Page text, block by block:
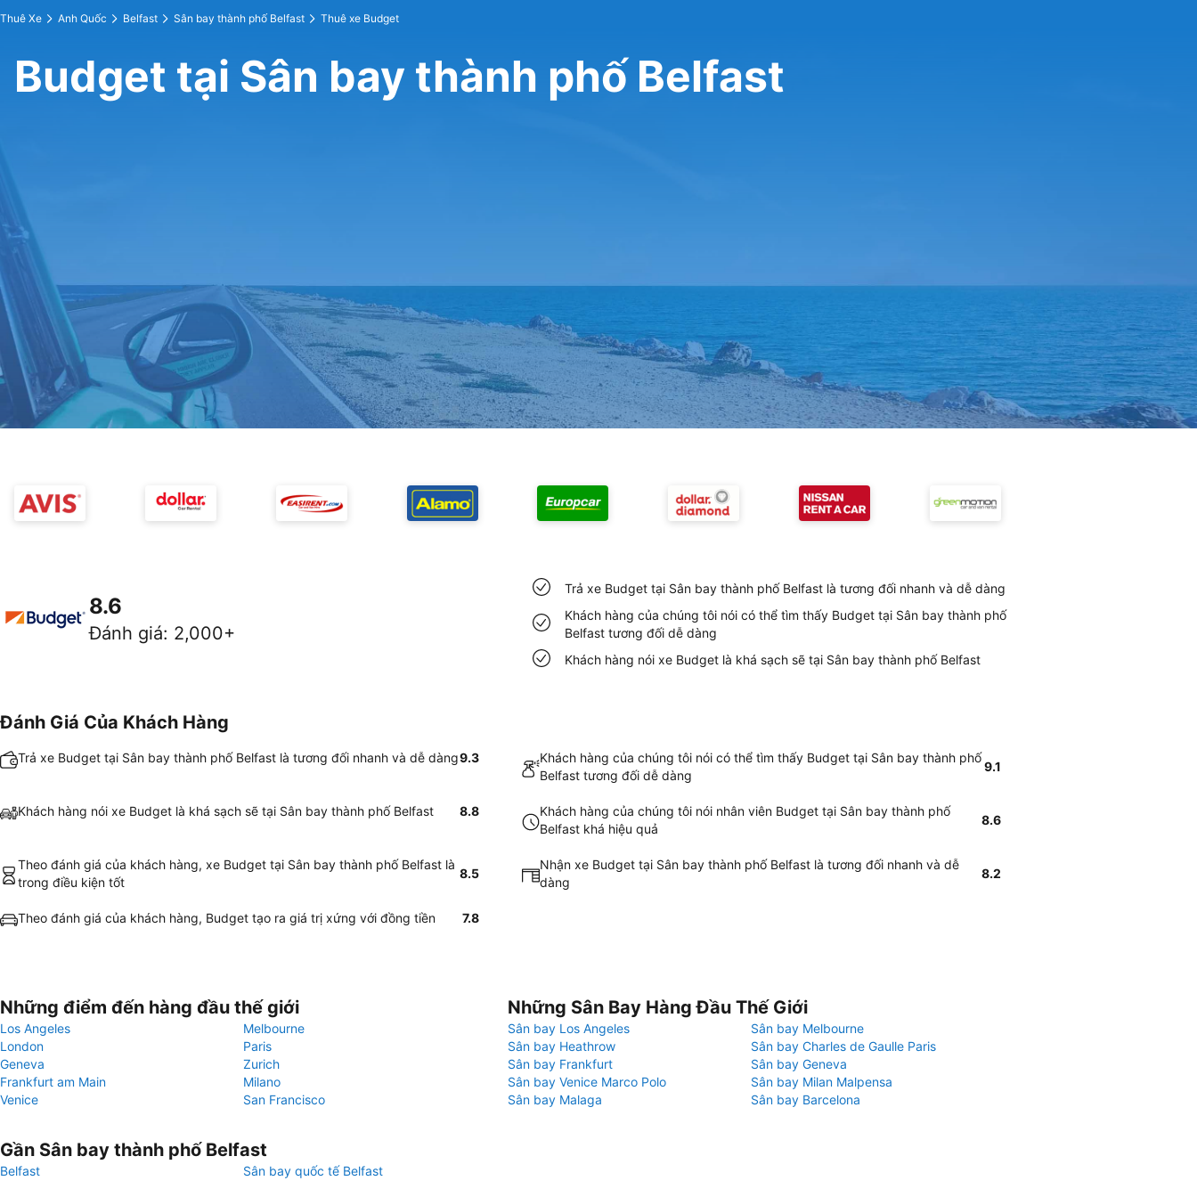
Thuê Xe Anh Quốc Belfast Sân bay thành phố Belfast Thuê xe Budget
Budget tại Sân bay thành phố Belfast
8.6
Đánh giá: 2,000+
Trả xe Budget tại Sân bay thành phố Belfast là tương đối nhanh và dễ dàng
Khách hàng của chúng tôi nói có thể tìm thấy Budget tại Sân bay thành phố
Belfast tương đối dễ dàng
Khách hàng nói xe Budget là khá sạch sẽ tại Sân bay thành phố Belfast
Đánh Giá Của Khách Hàng
Trả xe Budget tại Sân bay thành phố Belfast là tương đối nhanh và dễ dàng9.3
Khách hàng của chúng tôi nói có thể tìm thấy Budget tại Sân bay thành phố
Belfast tương đối dễ dàng
9.1
Khách hàng nói xe Budget là khá sạch sẽ tại Sân bay thành phố Belfast 8.8
Khách hàng của chúng tôi nói nhân viên Budget tại Sân bay thành phố
Belfast khá hiệu quả
8.6
Theo đánh giá của khách hàng, xe Budget tại Sân bay thành phố Belfast là
trong điều kiện tốt
8.5
Nhận xe Budget tại Sân bay thành phố Belfast là tương đối nhanh và dễ
dàng
8.2
Theo đánh giá của khách hàng, Budget tạo ra giá trị xứng với đồng tiền 7.8
Những điểm đến hàng đầu thế giới
Los Angeles
Melbourne
London
Paris
Geneva
Zurich
Frankfurt am Main
Milano
Venice
San Francisco
Những Sân Bay Hàng Đầu Thế Giới
Sân bay Los Angeles
Sân bay Melbourne
Sân bay Heathrow
Sân bay Charles de Gaulle Paris
Sân bay Frankfurt
Sân bay Geneva
Sân bay Venice Marco Polo
Sân bay Milan Malpensa
Sân bay Malaga
Sân bay Barcelona
Gần Sân bay thành phố Belfast
Belfast Sân bay quốc tế Belfast